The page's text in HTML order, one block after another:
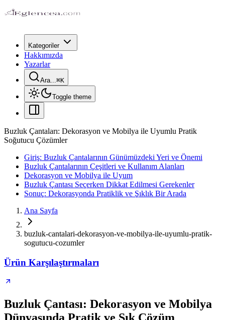
Kategoriler
Hakkımızda
Yazarlar
Ara...⌘K
Toggle theme
Buzluk Çantaları: Dekorasyon ve Mobilya ile Uyumlu Pratik
Soğutucu Çözümler
Giriş: Buzluk Çantalarının Günümüzdeki Yeri ve Önemi
Buzluk Çantalarının Çeşitleri ve Kullanım Alanları
Dekorasyon ve Mobilya ile Uyum
Buzluk Çantası Seçerken Dikkat Edilmesi Gerekenler
Sonuç: Dekorasyonda Pratiklik ve Şıklık Bir Arada
Ana Sayfa
buzluk-cantalari-dekorasyon-ve-mobilya-ile-uyumlu-pratik-
sogutucu-cozumler
Ürün Karşılaştırmaları
Buzluk Çantası: Dekorasyon ve Mobilya